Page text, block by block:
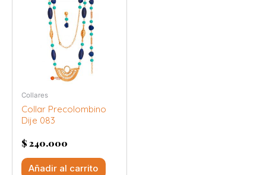
Collares
Collar Precolombino
Dije 083
$ 240.000
Añadir al carrito